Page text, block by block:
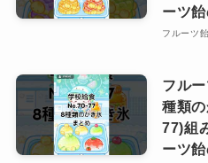
ーツ
フルーツ
フル
種類
77)組
ーツ